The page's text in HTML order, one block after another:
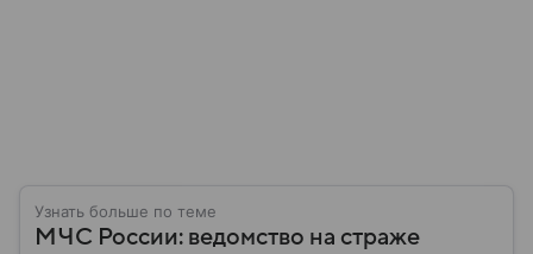
Узнать больше по теме
МЧС России: ведомство на страже